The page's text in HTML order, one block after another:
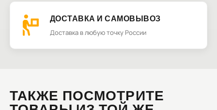
ДОСТАВКА И САМОВЫВОЗ
Доставка в любую точку России
ТАКЖЕ ПОСМОТРИТЕ